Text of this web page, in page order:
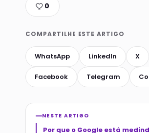
0
COMPARTILHE ESTE ARTIGO
WhatsApp LinkedIn X
Facebook Telegram
NESTE ARTIGO
Por que o Google está